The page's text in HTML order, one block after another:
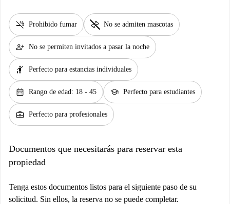
smoke_free Prohibido fumar pet_supplies No se admiten mascotas
person_add No se permiten invitados a pasar la noche
hail Perfecto para estancias individuales
calendar_month Rango de edad: 18 - 45 school Perfecto para estudiantes
business_center Perfecto para profesionales
Documentos que necesitarás para reservar esta
propiedad
Tenga estos documentos listos para el siguiente paso de su
solicitud. Sin ellos, la reserva no se puede completar.